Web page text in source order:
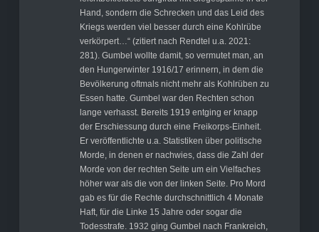
Hand, sondern die Schrecken und das Leid des
Kriegs werden viel besser durch eine Kohlrübe
verkörpert…“ (zitiert nach Rendtel u.a. 2021:
281). Gumbel wollte damit, so vermutet man, an
den Hungerwinter 1916/17 erinnern, in dem die
Bevölkerung oftmals nicht mehr als Kohlrüben zu
Essen hatte. Gumbel war den Rechten schon
lange verhasst. Bereits 1919 entging er knapp
der Erschiessung durch eine Freikorps-Einheit.
Er veröffentlichte u.a. Statistiken über politische
Morde, in denen er nachwies, dass die Zahl der
Morde von der rechten Seite um ein Vielfaches
höher war als die von der linken Seite. Pro Mord
gab es für die Rechte durchschnittlich 4 Monate
Haft, für die Linke 15 Jahre oder sogar die
Todesstrafe. 1932 ging Gumbel nach Frankreich,